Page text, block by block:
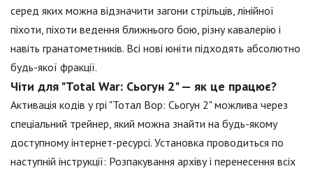
серед яких можна відзначити загони стрільців, лінійної
піхоти, піхоти ведення ближнього бою, різну кавалерію і
навіть гранатометників. Всі нові юніти підходять абсолютно
будь-якої фракції.
Чіти для "Total War: Сьогун 2" — як це працює?
Активація кодів у грі "Тотал Вор: Сьогун 2" можлива через
спеціальний трейнер, який можна знайти на будь-якому
доступному інтернет-ресурсі. Установка проводиться по
наступній інструкції: Розпакування архіву і перенесення всіх